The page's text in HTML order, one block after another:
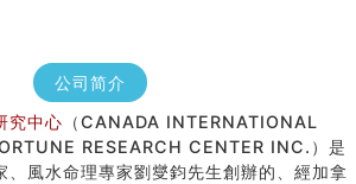
公司简介
究中心 （CANADA INTERNATIONAL
RESEARCH CENTER INC.）是
、風水命理專家劉燮鈞先生創辦的、經加拿